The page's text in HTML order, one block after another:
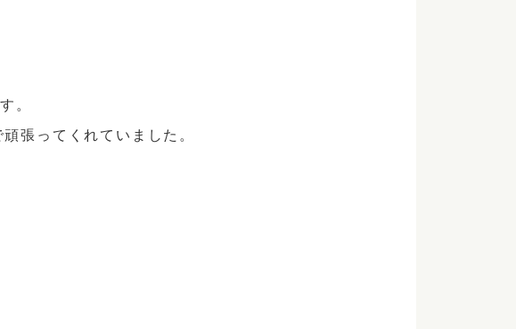
。
張ってくれていました。